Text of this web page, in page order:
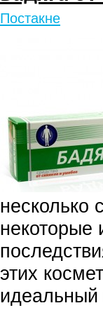
Постакне
несколько
некоторые
этих
идеальный